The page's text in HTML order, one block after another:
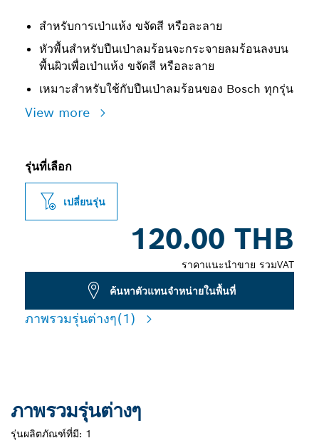
สำหรับการเป่าแห้ง ขจัดสี หรือละลาย
หัวพื้นสำหรับปืนเป่าลมร้อนจะกระจายลมร้อนลงบน
พื้นผิวเพื่อเป่าแห้ง ขจัดสี หรือละลาย
เหมาะสำหรับใช้กับปืนเป่าลมร้อนของ Bosch ทุกรุ่น
View more
รุ่นที่เลือก
เปลี่ยนรุ่น
120.00 THB
ราคาแนะนำขาย รวมVAT
ค้นหาตัวแทนจำหน่ายในพื้นที่
ภาพรวมรุ่นต่างๆ(1)
ภาพรวมรุ่นต่างๆ
รุ่นผลิตภัณฑ์ที่มี: 1